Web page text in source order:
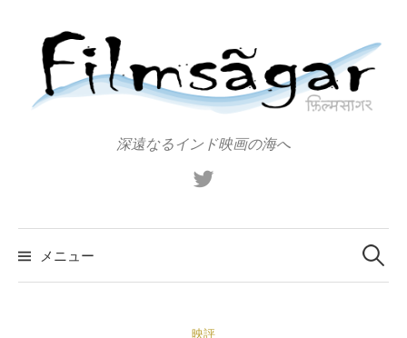
プ
深遠なるインド映画の海へ
メニュー
検
索:
映評